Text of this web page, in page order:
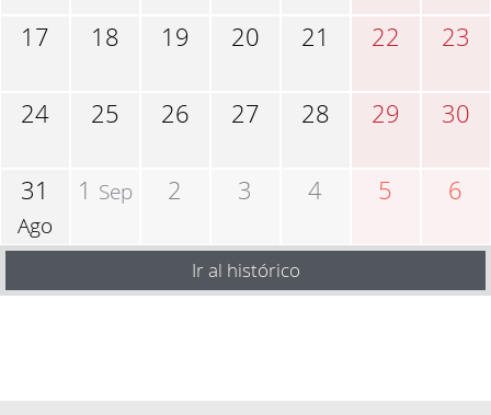
17 18 19 20 21 22 23
24 25 26 27 28 29 30
31
Ago
1 Sep 2 3 4 5 6
Ir al histórico